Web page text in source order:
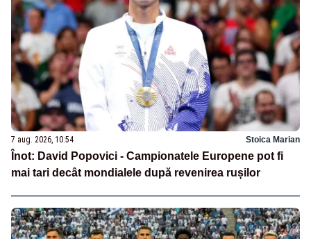
7 aug. 2026, 10:54 Stoica Marian
Înot: David Popovici - Campionatele Europene pot fi
mai tari decât mondialele după revenirea rușilor